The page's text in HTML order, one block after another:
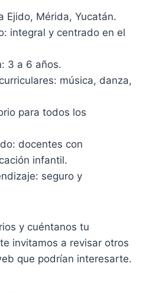
Ejido, Mérida, Yucatán.
integral y centrado en el
3 a 6 años.
música, danza,
para todos los
docentes con
infantil.
seguro y
y cuéntanos tu
invitamos a revisar otros
que podrían interesarte.